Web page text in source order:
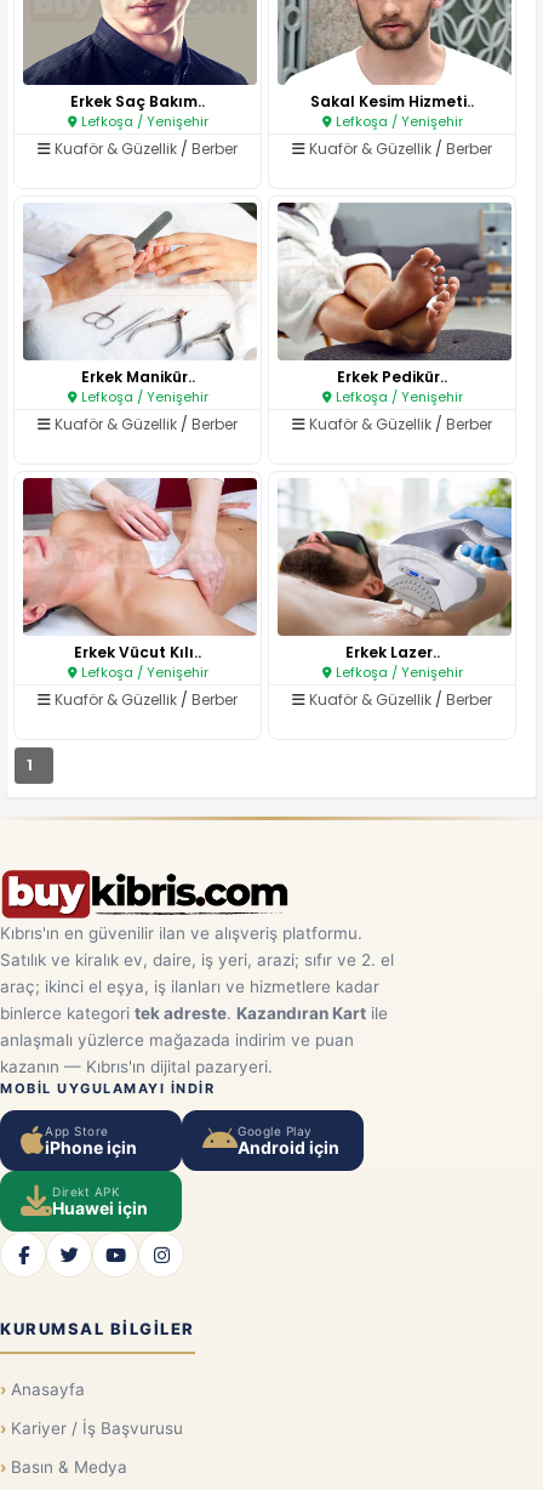
Erkek Saç Bakım..
Lefkoşa / Yenişehir
Kuaför & Güzellik / Berber
Sakal Kesim Hizmeti..
Lefkoşa / Yenişehir
Kuaför & Güzellik /Berber
Erkek Manikür..
Lefkoşa / Yenişehir
Kuaför & Güzellik / Berber
Erkek Pedikür..
Lefkoşa / Yenişehir
Kuaför & Güzellik /Berber
Erkek Vücut Kılı..
Lefkoşa / Yenişehir
Kuaför & Güzellik / Berber
Erkek Lazer..
Lefkoşa / Yenişehir
Kuaför & Güzellik /Berber
1
Kıbrıs'ın en güvenilir ilan ve alışveriş platformu.
Satılık ve kiralık ev, daire, iş yeri, arazi; sıfır ve 2. el
araç; ikinci el eşya, iş ilanları ve hizmetlere kadar
binlerce kategori tek adreste. Kazandıran Kart ile
anlaşmalı yüzlerce mağazada indirim ve puan
kazanın — Kıbrıs'ın dijital pazaryeri.
MOBIL UYGULAMAYI INDIR
App Store
iPhone için
Google Play
Android için
Direkt APK
Huawei için
KURUMSAL BILGILER
Anasayfa
Kariyer / İş Başvurusu
Basın & Medya